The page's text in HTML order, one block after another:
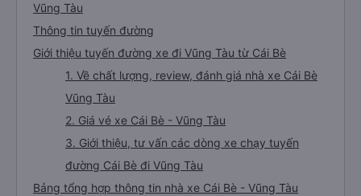
Vũng Tàu
Thông tin tuyến đường
Giới thiệu tuyến đường xe đi Vũng Tàu từ Cái Bè
1. Về chất lượng, review, đánh giá nhà xe Cái Bè
Vũng Tàu
2. Giá vé xe Cái Bè - Vũng Tàu
3. Giới thiệu, tư vấn các dòng xe chạy tuyến
đường Cái Bè đi Vũng Tàu
Bảng tổng hợp thông tin nhà xe Cái Bè - Vũng Tàu